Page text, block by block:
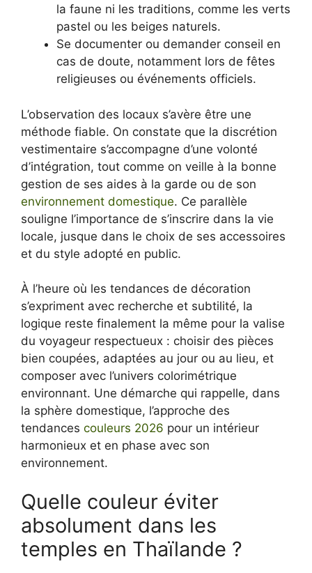
la faune ni les traditions, comme les verts
pastel ou les beiges naturels.
Se documenter ou demander conseil en
cas de doute, notamment lors de fêtes
religieuses ou événements officiels.
L’observation des locaux s’avère être une
méthode fiable. On constate que la discrétion
vestimentaire s’accompagne d’une volonté
d’intégration, tout comme on veille à la bonne
gestion de ses aides à la garde ou de son
environnement domestique. Ce parallèle
souligne l’importance de s’inscrire dans la vie
locale, jusque dans le choix de ses accessoires
et du style adopté en public.
À l’heure où les tendances de décoration
s’expriment avec recherche et subtilité, la
logique reste finalement la même pour la valise
du voyageur respectueux : choisir des pièces
bien coupées, adaptées au jour ou au lieu, et
composer avec l’univers colorimétrique
environnant. Une démarche qui rappelle, dans
la sphère domestique, l’approche des
tendances couleurs 2026 pour un intérieur
harmonieux et en phase avec son
environnement.
Quelle couleur éviter
absolument dans les
temples en Thaïlande ?